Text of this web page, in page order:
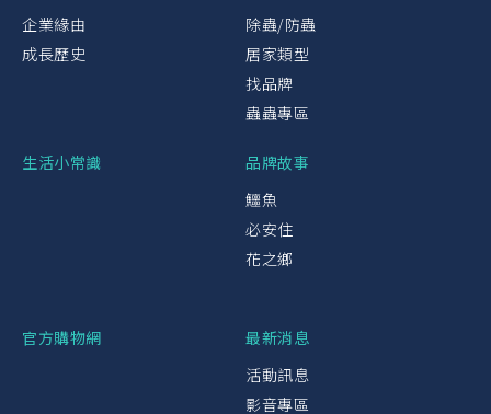
企業緣由
成長歷史
除蟲/防蟲
居家類型
找品牌
蟲蟲專區
生活小常識
品牌故事
鱷魚
必安住
花之鄉
官方購物網
最新消息
活動訊息
影音專區